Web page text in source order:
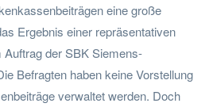
eine große
Ergebnis einer repräsentativen
der SBK Siemens-
Befragten haben keine Vorstellung
verwaltet werden. Doch